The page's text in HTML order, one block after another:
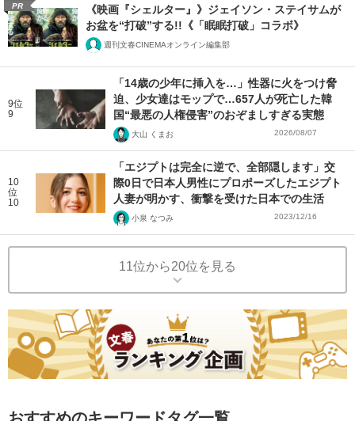
PR
《映画『シェルター』》ジェイソン・ステイサムが
お盆を“打破”する!!《「眠眠打破」コラボ》
週刊文春CINEMAオンライン編集部
9位
9
「14歳の少年に挿入を…」性器に火をつけ脅
迫、少女達はモップで…657人が死亡した韓
国“最悪の人権侵害”のおぞましすぎる実態
大山 くまお 2026/08/07
10
位
10
「エジプトは完全に逆で、全部隠します」交
際0日で日本人男性にプロポーズしたエジプト
人妻が明かす、衝撃を受けた日本での生活
小泉 なつみ 2023/12/16
11位から20位を見る